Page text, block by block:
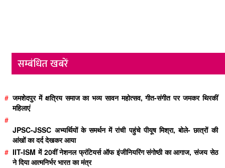
सम्बंधित खबरें
# जमशेदपुर में क्षत्रिय समाज का भव्य सावन महोत्सव, गीत-संगीत पर जमकर थिरकीं
महिलाएं
#
JPSC-JSSC अभ्यर्थियों के समर्थन में रांची पहुंचे पीयूष मिश्रा, बोले- छात्रों की
आंखों का दर्द देखकर आया
# IIT-ISM में 20वीं नेशनल फ्रंटियर्स ऑफ इंजीनियरिंग संगोष्ठी का आगाज, संजय सेठ
ने दिया आत्मनिर्भर भारत का मंत्र